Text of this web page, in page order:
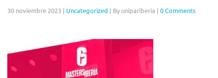
30 noviembre 2023 | Uncategorized | By unipariberia | 0 Comments